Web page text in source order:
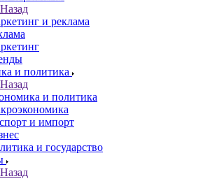
Назад
и реклама
и политика
Назад
и политика
и импорт
и государство
Назад